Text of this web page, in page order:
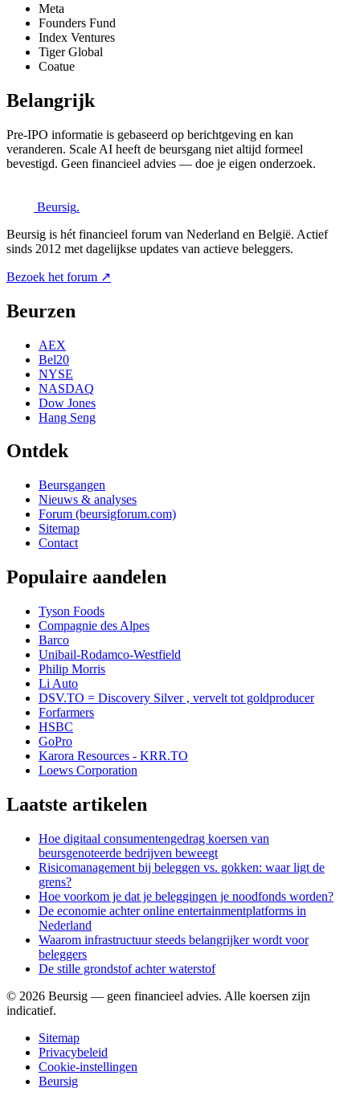
Meta
Founders Fund
Index Ventures
Tiger Global
Coatue
Belangrijk
Pre-IPO informatie is gebaseerd op berichtgeving en kan
veranderen. Scale AI heeft de beursgang niet altijd formeel
bevestigd. Geen financieel advies — doe je eigen onderzoek.
Beursig.
Beursig is hét financieel forum van Nederland en België. Actief
sinds 2012 met dagelijkse updates van actieve beleggers.
Bezoek het forum ↗
Beurzen
AEX
Bel20
NYSE
NASDAQ
Dow Jones
Hang Seng
Ontdek
Beursgangen
Nieuws & analyses
Forum (beursigforum.com)
Sitemap
Contact
Populaire aandelen
Tyson Foods
Compagnie des Alpes
Barco
Unibail-Rodamco-Westfield
Philip Morris
Li Auto
DSV.TO = Discovery Silver , vervelt tot goldproducer
Forfarmers
HSBC
GoPro
Karora Resources - KRR.TO
Loews Corporation
Laatste artikelen
Hoe digitaal consumentengedrag koersen van
beursgenoteerde bedrijven beweegt
Risicomanagement bij beleggen vs. gokken: waar ligt de
grens?
Hoe voorkom je dat je beleggingen je noodfonds worden?
De economie achter online entertainmentplatforms in
Nederland
Waarom infrastructuur steeds belangrijker wordt voor
beleggers
De stille grondstof achter waterstof
© 2026 Beursig — geen financieel advies. Alle koersen zijn
indicatief.
Sitemap
Privacybeleid
Cookie-instellingen
Beursig